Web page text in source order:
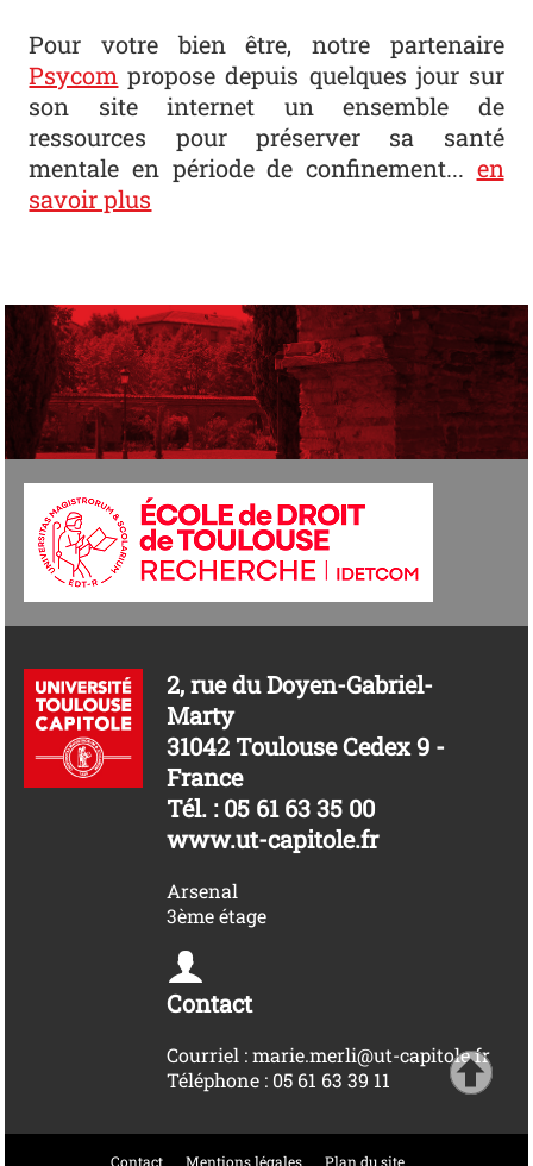
Pour votre bien être, notre partenaire
Psycom propose depuis quelques jour sur
son site internet un ensemble de
ressources pour préserver sa santé
mentale en période de confinement... en
savoir plus
2, rue du Doyen-Gabriel-
Marty
31042 Toulouse Cedex 9 -
France
Tél. : 05 61 63 35 00
www.ut-capitole.fr
Arsenal
3ème étage
Contact
Courriel : marie.merli@ut-capitole.fr
Téléphone : 05 61 63 39 11
Contact Mentions légales Plan du site